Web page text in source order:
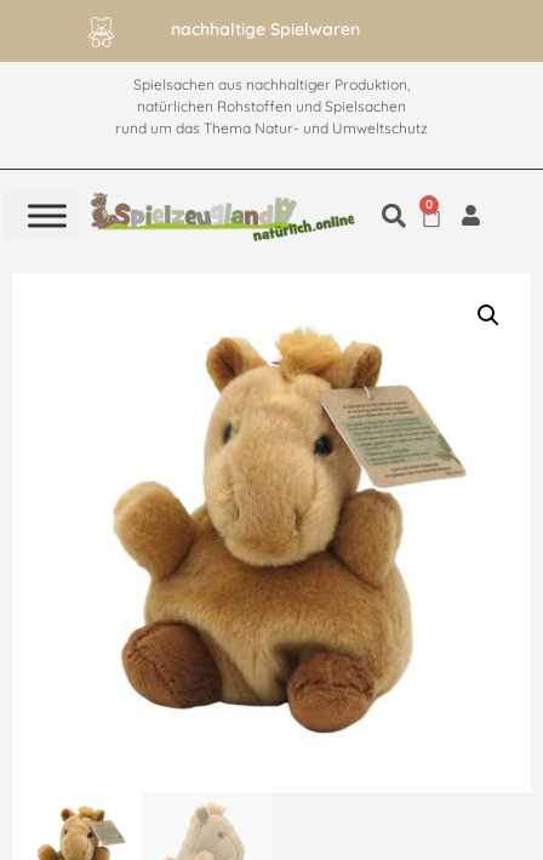
Spielwaren
Spielsachen aus nachhaltiger Produktion,
natürlichen Rohstoffen und Spielsachen
rund um das Thema Natur- und Umweltschutz
0